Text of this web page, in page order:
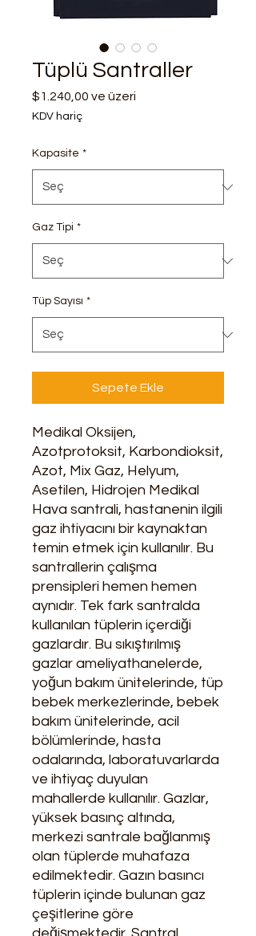
Tüplü Santraller
$1.240,00 ve üzeri
KDV hariç
Kapasite *
Gaz Tipi *
Tüp Sayısı *
Sepete Ekle
Medikal Oksijen,
Azotprotoksit, Karbondioksit,
Azot, Mix Gaz, Helyum,
Asetilen, Hidrojen Medikal
Hava santrali, hastanenin ilgili
gaz ihtiyacını bir kaynaktan
temin etmek için kullanılır. Bu
santrallerin çalışma
prensipleri hemen hemen
aynıdır. Tek fark santralda
kullanılan tüplerin içerdiği
gazlardır. Bu sıkıştırılmış
gazlar ameliyathanelerde,
yoğun bakım ünitelerinde, tüp
bebek merkezlerinde, bebek
bakım ünitelerinde, acil
bölümlerinde, hasta
odalarında, laboratuvarlarda
ve ihtiyaç duyulan
mahallerde kullanılır. Gazlar,
yüksek basınç altında,
merkezi santrale bağlanmış
olan tüplerde muhafaza
edilmektedir. Gazın basıncı
tüplerin içinde bulunan gaz
çeşitlerine göre